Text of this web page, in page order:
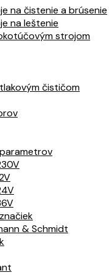
na čistenie a brúsenie
na leštenie
strojom
čističom
& Schmidt